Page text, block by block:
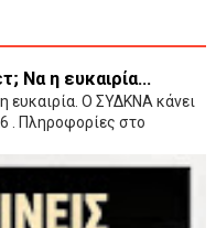
Να η ευκαιρία...
ευκαιρία. Ο ΣΥΔΚΝΑ κάνει
. Πληροφορίες στο